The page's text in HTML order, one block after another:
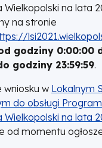
Wielkopolski na lata
na stronie
godziny 0:00:00
godziny 23:59:59.
wniosku w Lokalnym
do obsługi
Wielkopolski na lata
od momentu